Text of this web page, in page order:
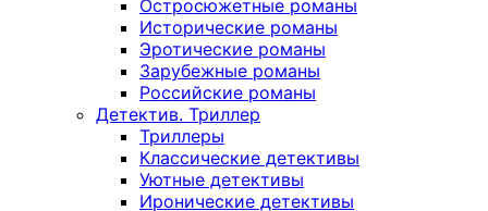
Остросюжетные романы
Исторические романы
Эротические романы
Зарубежные романы
Российские романы
Детектив. Триллер
Триллеры
Классические детективы
Уютные детективы
Иронические детективы